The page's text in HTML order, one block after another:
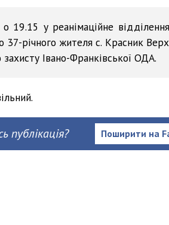
19.15 у реанімаційне
37-річного жителя с. Красник
захисту Івано-Франківської ОДА.
публікація? Поширити на